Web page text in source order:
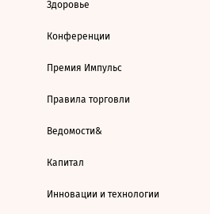
Здоровье
Конференции
Премия Импульс
Правила торговли
Ведомости&
Капитал
Инновации и технологии